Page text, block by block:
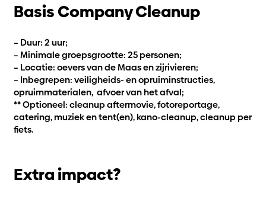
Basis Company Cleanup
– Duur: 2 uur;
– Minimale groepsgrootte: 25 personen;
– Locatie: oevers van de Maas en zijrivieren;
– Inbegrepen: veiligheids- en opruiminstructies,
opruimmaterialen, afvoer van het afval;
** Optioneel: cleanup aftermovie, fotoreportage,
catering, muziek en tent(en), kano-cleanup, cleanup per
fiets.
Extra impact?